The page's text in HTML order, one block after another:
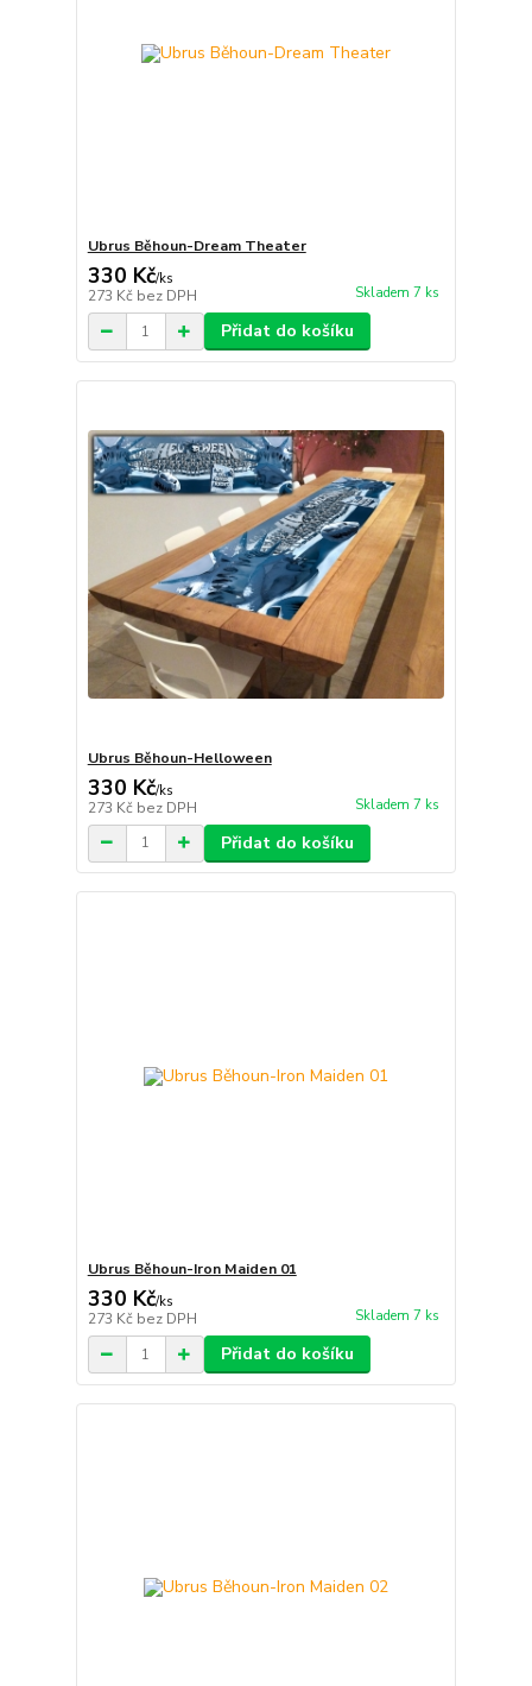
Ubrus Běhoun-Dream Theater
330 Kč/ks
273 Kč bez DPH Skladem 7 ks
Přidat do košíku
Ubrus Běhoun-Helloween
330 Kč/ks
273 Kč bez DPH Skladem 7 ks
Přidat do košíku
Ubrus Běhoun-Iron Maiden 01
330 Kč/ks
273 Kč bez DPH Skladem 7 ks
Přidat do košíku